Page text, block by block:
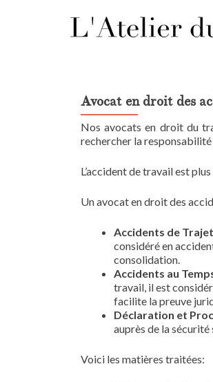
Avocat en droit des
Nos avocats en droit du
rechercher la
L’accident de travail est
Un avocat en droit des
Accidents de Trajet
considéré en
consolidation.
Accidents au
travail, il est
facilite la preuve
Déclaration et
auprès de la
Voici les matières traitées: